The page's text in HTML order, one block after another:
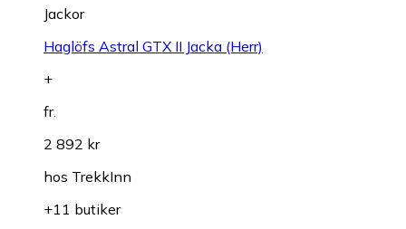
Jackor
Haglöfs Astral GTX II Jacka (Herr)
+
fr.
2 892 kr
hos TrekkInn
+11 butiker